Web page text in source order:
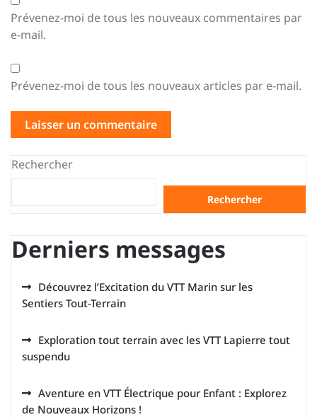
Prévenez-moi de tous les nouveaux commentaires par
e-mail.
Prévenez-moi de tous les nouveaux articles par e-mail.
Rechercher
Rechercher
Derniers messages
Découvrez l’Excitation du VTT Marin sur les
Sentiers Tout-Terrain
Exploration tout terrain avec les VTT Lapierre tout
suspendu
Aventure en VTT Électrique pour Enfant : Explorez
de Nouveaux Horizons !